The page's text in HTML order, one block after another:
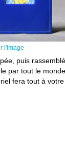
l'image
puis
par tout le
fera tout à